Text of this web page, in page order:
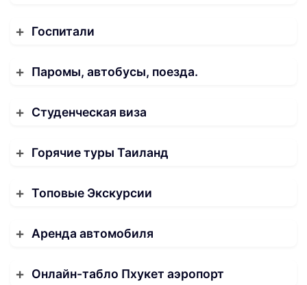
Госпитали
Паромы, автобусы, поезда.
Студенческая виза
Горячие туры Таиланд
Топовые Экскурсии
Аренда автомобиля
Онлайн-табло Пхукет аэропорт